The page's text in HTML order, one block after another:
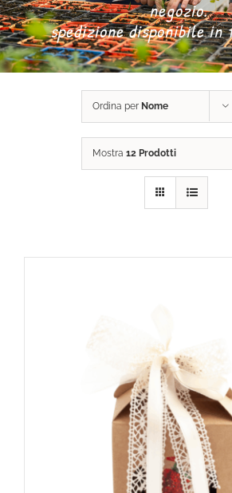
DONA ORA
negozio.
spedizione disponibile
Ordina per Nome
Mostra 12 Prodotti